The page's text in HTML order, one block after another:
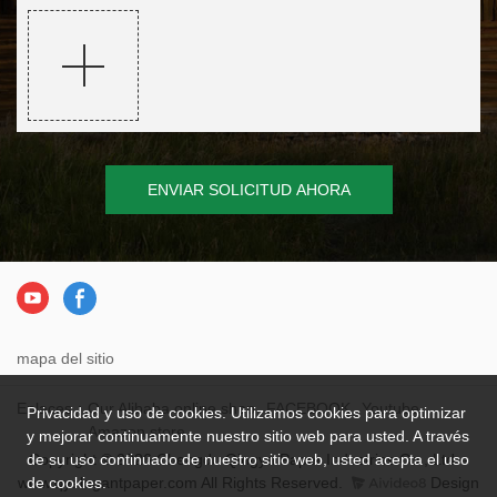
ENVIAR SOLICITUD AHORA
mapa del sitio
Enlaces：Our Alibaba online shop FACEBOOK
Youtube
Amazon store
Copyright © 2026 Chengdu Qingya Paper Industries Co., Ltd. -
www.qyelegantpaper.com All Rights Reserved.
Design
Privacidad y uso de cookies. Utilizamos cookies para optimizar
y mejorar continuamente nuestro sitio web para usted. A través
de su uso continuado de nuestro sitio web, usted acepta el uso
de cookies.